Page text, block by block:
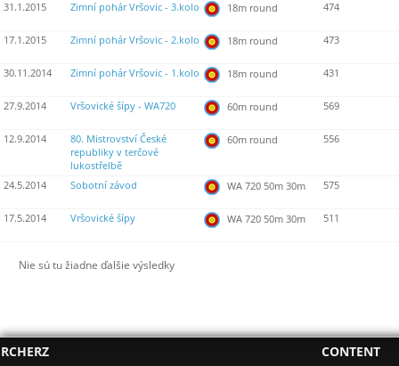
31.1.2015 Zimní pohár Vršovic - 3.kolo 18m round 474
17.1.2015 Zimní pohár Vršovic - 2.kolo 18m round 473
30.11.2014 Zimní pohár Vršovic - 1.kolo 18m round 431
27.9.2014 Vršovické šípy - WA720 60m round 569
12.9.2014
80. Mistrovství České
republiky v terčové
lukostřelbě
60m round 556
24.5.2014 Sobotní závod WA 720 50m 30m 575
17.5.2014 Vršovické šípy WA 720 50m 30m 511
Nie sú tu žiadne ďalšie výsledky
RCHERZ CONTENT